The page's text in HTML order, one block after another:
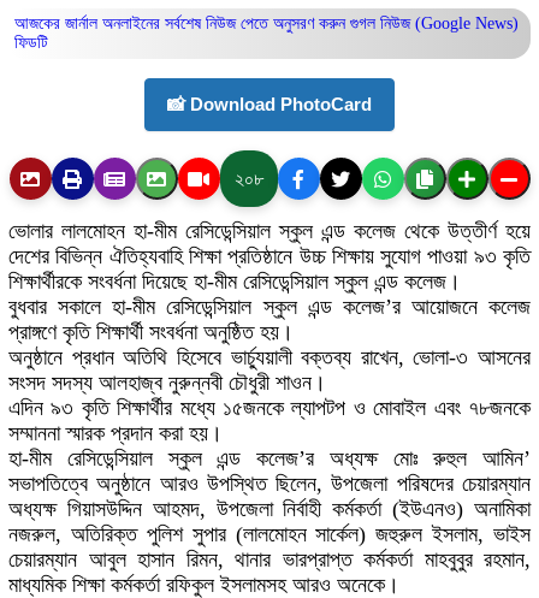
আজকের জার্নাল অনলাইনের সর্বশেষ নিউজ পেতে অনুসরণ করুন গুগল নিউজ (Google News)
ফিডটি
📸 Download PhotoCard
২০৮
ভোলার লালমোহন হা-মীম রেসিডেন্সিয়াল স্কুল এন্ড কলেজ থেকে উত্তীর্ণ হয়ে
দেশের বিভিন্ন ঐতিহ্যবাহি শিক্ষা প্রতিষ্ঠানে উচ্চ শিক্ষায় সুযোগ পাওয়া ৯৩ কৃতি
শিক্ষার্থীরকে সংবর্ধনা দিয়েছে হা-মীম রেসিডেন্সিয়াল স্কুল এন্ড কলেজ।
বুধবার সকালে হা-মীম রেসিডেন্সিয়াল স্কুল এন্ড কলেজ’র আয়োজনে কলেজ
প্রাঙ্গণে কৃতি শিক্ষার্থী সংবর্ধনা অনুষ্ঠিত হয়।
অনুষ্ঠানে প্রধান অতিথি হিসেবে ভার্চ্যুয়ালী বক্তব্য রাখেন, ভোলা-৩ আসনের
সংসদ সদস্য আলহাজ্ব নুরুন্নবী চৌধুরী শাওন।
এদিন ৯৩ কৃতি শিক্ষার্থীর মধ্যে ১৫জনকে ল্যাপটপ ও মোবাইল এবং ৭৮জনকে
সম্মাননা স্মারক প্রদান করা হয়।
হা-মীম রেসিডেন্সিয়াল স্কুল এন্ড কলেজ’র অধ্যক্ষ মোঃ রুহুল আমিন’
সভাপতিত্বে অনুষ্ঠানে আরও উপস্থিত ছিলেন, উপজেলা পরিষদের চেয়ারম্যান
অধ্যক্ষ গিয়াসউদ্দিন আহমদ, উপজেলা নির্বাহী কর্মকর্তা (ইউএনও) অনামিকা
নজরুল, অতিরিক্ত পুলিশ সুপার (লালমোহন সার্কেল) জহুরুল ইসলাম, ভাইস
চেয়ারম্যান আবুল হাসান রিমন, থানার ভারপ্রাপ্ত কর্মকর্তা মাহবুবুর রহমান,
মাধ্যমিক শিক্ষা কর্মকর্তা রফিকুল ইসলামসহ আরও অনেকে।